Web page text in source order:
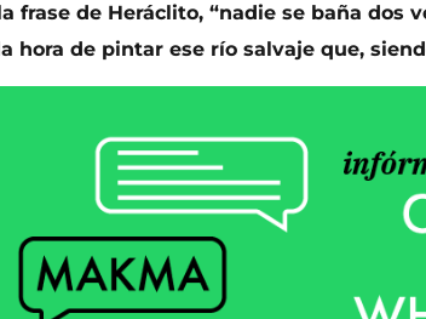
frase de Heráclito, “nadie se baña dos
hora de pintar ese río salvaje que,